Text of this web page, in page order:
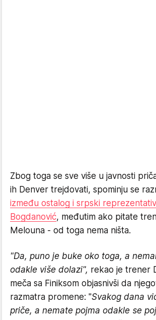
Zbog toga se sve više u javnosti
ih Denver trejdovati, spominju se
između ostalog i srpski
Bogdanović, međutim ako pitate
Melouna - od toga nema ništa.
"Da, puno je buke oko toga, a
odakle više dolazi", rekao je trener
meča sa Finiksom objasnivši da
razmatra promene: "Svakog dana
priče, a nemate pojma odakle se